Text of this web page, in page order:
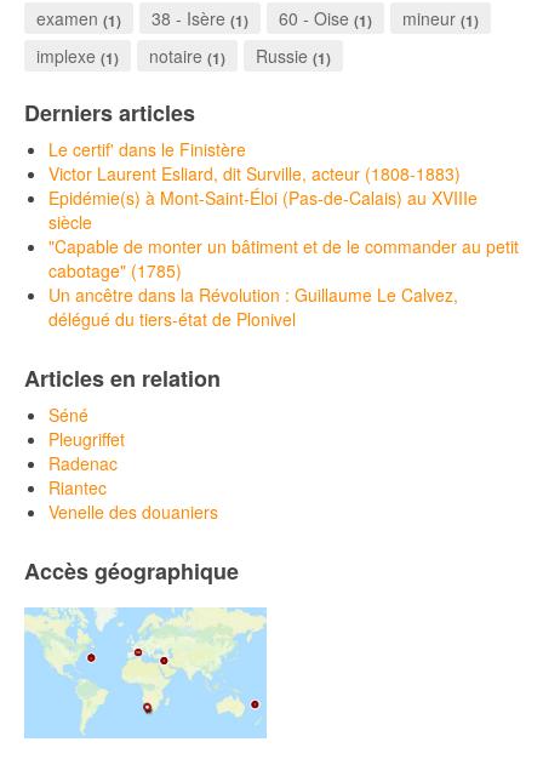
examen (1) 38 - Isère (1) 60 - Oise (1) mineur (1)
implexe (1) notaire (1) Russie (1)
Derniers articles
Le certif' dans le Finistère
Victor Laurent Esliard, dit Surville, acteur (1808-1883)
Epidémie(s) à Mont-Saint-Éloi (Pas-de-Calais) au XVIIIe
siècle
"Capable de monter un bâtiment et de le commander au petit
cabotage" (1785)
Un ancêtre dans la Révolution : Guillaume Le Calvez,
délégué du tiers-état de Plonivel
Articles en relation
Séné
Pleugriffet
Radenac
Riantec
Venelle des douaniers
Accès géographique